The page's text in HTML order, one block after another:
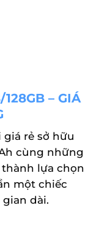
– GIÁ
rẻ sở hữu
cùng những
lựa chọn
một chiếc
dài.